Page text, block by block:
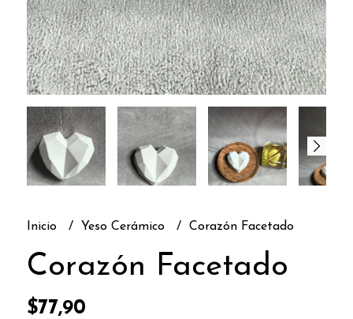
Inicio Yeso Cerámico Corazón Facetado
Corazón Facetado
$77,90